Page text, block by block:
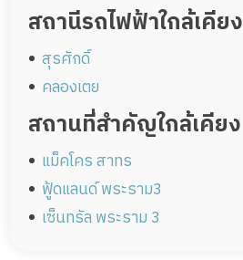
สถานีรถไฟฟ้าใกล้เคียง
สุรศักดิ์
คลองเตย
สถานที่สำคัญใกล้เคียง
แม็คโคร สาทร
ฟู้ดแลนด์ พระราม3
เซ็นทรัล พระราม 3